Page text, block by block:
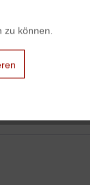
Als Hommage an
Ansprüche
wurde nach
Formaten 140
oder eine
zu können.